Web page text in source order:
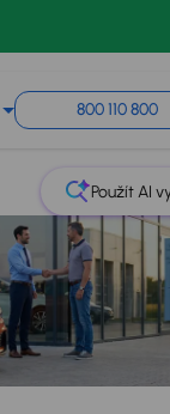
800 110 800
Použít AI